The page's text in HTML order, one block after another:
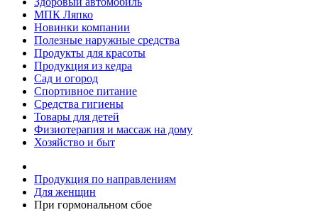
МПК Ляпко
Новинки компании
Полезные наружные средства
Продукты для красоты
Продукция из кедра
Сад и огород
Спортивное питание
Средства гигиены
Товары для детей
Физиотерапия и массаж на дому
Хозяйство и быт
Продукция по направлениям
Для женщин
При гормональном сбое